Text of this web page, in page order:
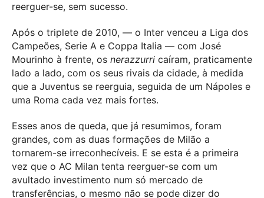
reerguer-se, sem sucesso.
Após o triplete de 2010, — o Inter venceu a Liga dos
Campeões, Serie A e Coppa Italia — com José
Mourinho à frente, os nerazzurri caíram, praticamente
lado a lado, com os seus rivais da cidade, à medida
que a Juventus se reerguia, seguida de um Nápoles e
uma Roma cada vez mais fortes.
Esses anos de queda, que já resumimos, foram
grandes, com as duas formações de Milão a
tornarem-se irreconhecíveis. E se esta é a primeira
vez que o AC Milan tenta reerguer-se com um
avultado investimento num só mercado de
transferências, o mesmo não se pode dizer do